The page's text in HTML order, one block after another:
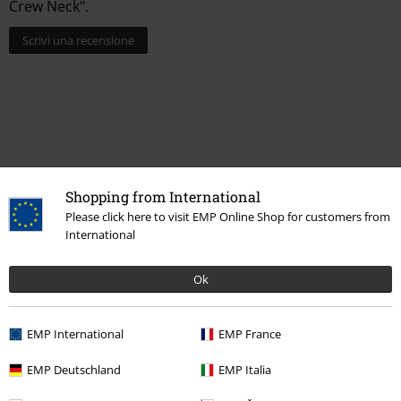
Shopping from International
Please click here to visit EMP Online Shop for customers from
International
Ok
EMP International EMP France
EMP Deutschland EMP Italia
Crew Neck".
Scrivi una recensione
Altre Categorie. Altre Scelte.
Taglie comode T-shirt & Top T-shirt
Donna T-shirt & Top
Marchi di abbigliamento Brands by EMP
shirt & top
T-shirt